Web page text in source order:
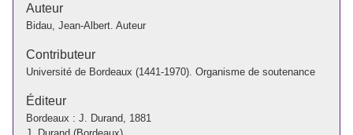
Auteur
Bidau, Jean-Albert. Auteur
Contributeur
Université de Bordeaux (1441-1970). Organisme de soutenance
Éditeur
Bordeaux : J. Durand, 1881